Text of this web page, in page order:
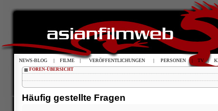
FOREN-ÜBERSICHT
Häufig gestellte Fragen
NEWS-BLOG | FILME | VERÖFFENTLICHUNGEN | PERSONEN | TV |